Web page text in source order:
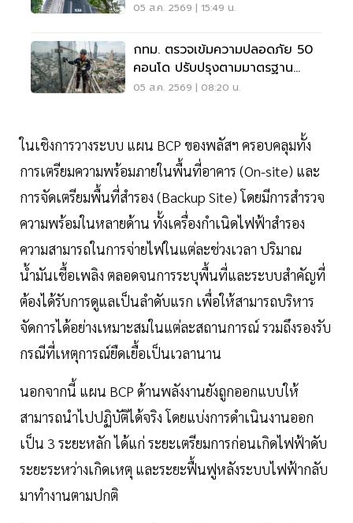
05 ส.ค. 2569 | 15:49 น.
กทม. ตรวจเข้มความปลอดภัย 50
คอนโด ปรับปรุงตามมาตรฐาน
เคร่งครัด
05 ส.ค. 2569 | 08:20 น.
ในเชิงการวางระบบ แผน BCP ของพลัสฯ ครอบคลุมทั้ง
การเตรียมความพร้อมภายในพื้นที่อาคาร (On-site) และ
การจัดเตรียมพื้นที่สำรอง (Backup Site) โดยมีการสำรวจ
ความพร้อมในหลายด้าน ทั้งเครื่องกำเนิดไฟฟ้าสำรอง
ความสามารถในการจ่ายไฟในแต่ละช่วงเวลา ปริมาณ
น้ำมันเชื้อเพลิง ตลอดจนการระบุพื้นที่และระบบสำคัญที่
ต้องได้รับการดูแลเป็นลำดับแรก เพื่อให้สามารถบริหาร
จัดการได้อย่างเหมาะสมในแต่ละสถานการณ์ รวมถึงรองรับ
กรณีที่เหตุการณ์ยืดเยื้อเป็นเวลานาน
นอกจากนี้ แผน BCP ด้านพลังงานยังถูกออกแบบให้
สามารถนำไปปฏิบัติได้จริง โดยแบ่งการดำเนินงานออก
เป็น 3 ระยะหลัก ได้แก่ ระยะเตรียมการก่อนเกิดไฟฟ้าดับ
ระยะระหว่างเกิดเหตุ และระยะฟื้นฟูหลังระบบไฟฟ้ากลับ
มาทำงานตามปกติ